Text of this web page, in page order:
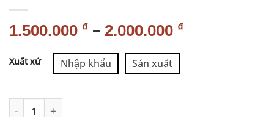
1.500.000 ₫ – 2.000.000 ₫
Xuất xứ Nhập khẩu Sản xuất
Alternative: